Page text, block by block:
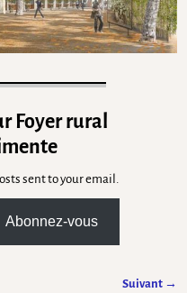
Foyer rural
sent to your email.
Abonnez-vous
Suivant →